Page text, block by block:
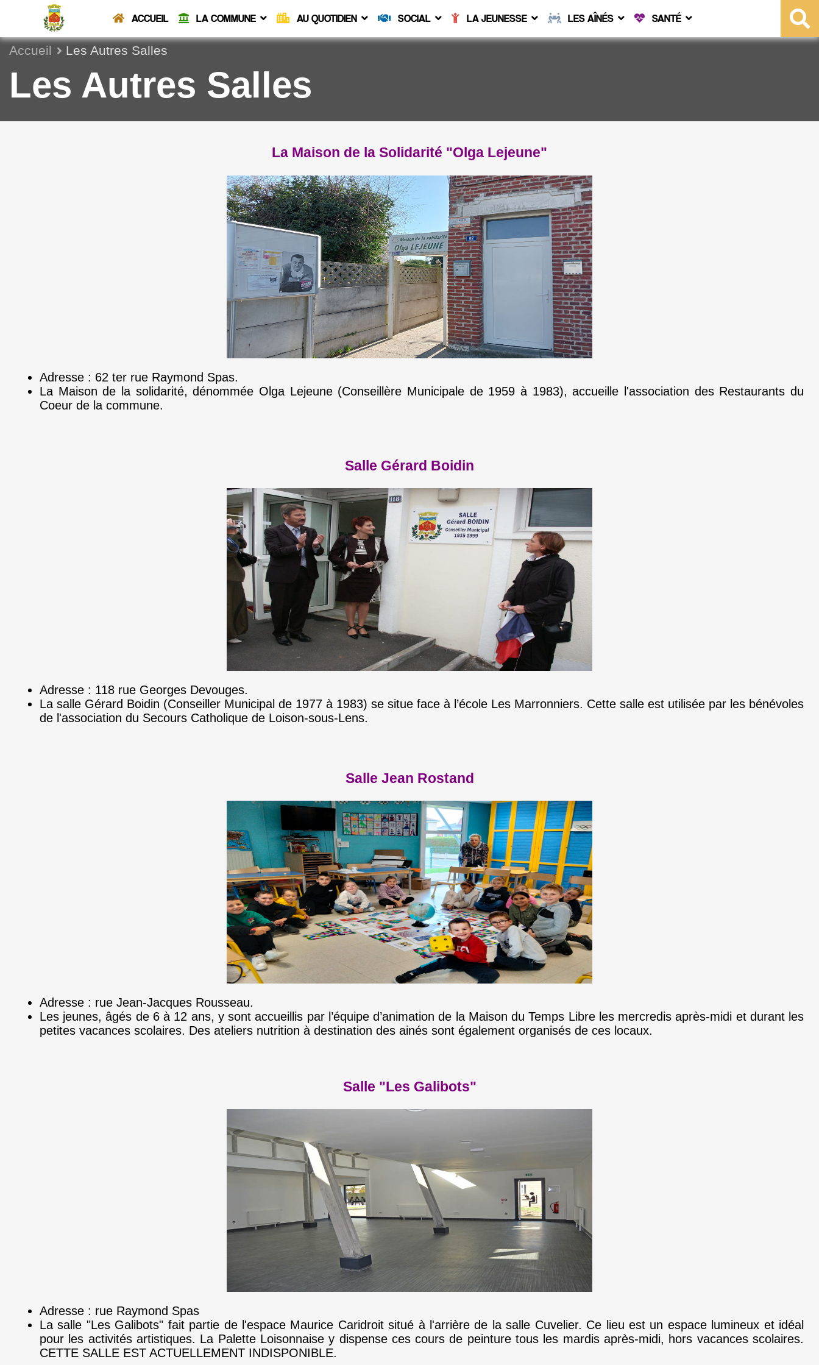
ACCUEIL LA COMMUNE AU QUOTIDIEN SOCIAL LA JEUNESSE LES AÎNÉS SANTÉ
Accueil Les Autres Salles
Les Autres Salles
La Maison de la Solidarité "Olga Lejeune"
Adresse : 62 ter rue Raymond Spas.
La Maison de la solidarité, dénommée Olga Lejeune (Conseillère Municipale de 1959 à 1983), accueille l'association des Restaurants du
Coeur de la commune.
Salle Gérard Boidin
Adresse : 118 rue Georges Devouges.
La salle Gérard Boidin (Conseiller Municipal de 1977 à 1983) se situe face à l’école Les Marronniers. Cette salle est utilisée par les bénévoles
de l'association du Secours Catholique de Loison-sous-Lens.
Salle Jean Rostand
Adresse : rue Jean-Jacques Rousseau.
Les jeunes, âgés de 6 à 12 ans, y sont accueillis par l’équipe d’animation de la Maison du Temps Libre les mercredis après-midi et durant les
petites vacances scolaires. Des ateliers nutrition à destination des ainés sont également organisés de ces locaux.
Salle "Les Galibots"
Adresse : rue Raymond Spas
La salle "Les Galibots" fait partie de l'espace Maurice Caridroit situé à l'arrière de la salle Cuvelier. Ce lieu est un espace lumineux et idéal
pour les activités artistiques. La Palette Loisonnaise y dispense ces cours de peinture tous les mardis après-midi, hors vacances scolaires.
CETTE SALLE EST ACTUELLEMENT INDISPONIBLE.